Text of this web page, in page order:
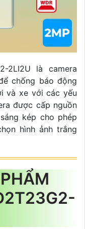
2LI2U là camera
chống báo động
và xe với các yếu
được cấp nguồn
kép cho phép
hình ảnh trắng